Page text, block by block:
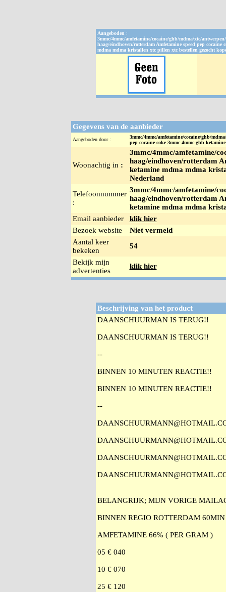
Aangeboden :
3mmc/4mmc/amfetamine/cocaine/ghb/mdma/xtc/
haag/eindhoven/rotterdam Amfetamine speed pep cocaine
mdma mdma kristallen xtc pillen xtc bestellen gezocht
Gegevens van de aanbieder
Aangeboden door :
3mmc/4mmc/amfetamine/cocaine/ghb/
pep cocaine coke 3mmc 4mmc ghb
Woonachtig in :
3mmc/4mmc/amfetamine/
haag/eindhoven/rotterdam
ketamine mdma mdma
Nederland
Telefoonnummer
:
3mmc/4mmc/amfetamine/
haag/eindhoven/rotterdam
ketamine mdma mdma
Email aanbieder
klik hier
Bezoek website
Niet vermeld
Aantal keer
bekeken
54
Bekijk mijn
advertenties
klik hier
Beschrijving van het product
DAANSCHUURMAN IS TERUG!!
DAANSCHUURMAN IS TERUG!!
--
BINNEN 10 MINUTEN REACTIE!!
BINNEN 10 MINUTEN REACTIE!!
--
BELANGRIJK; MIJN VORIGE
BINNEN REGIO ROTTERDAM
AMFETAMINE 66% ( PER GRAM )
05 € 040
10 € 070
25 € 120